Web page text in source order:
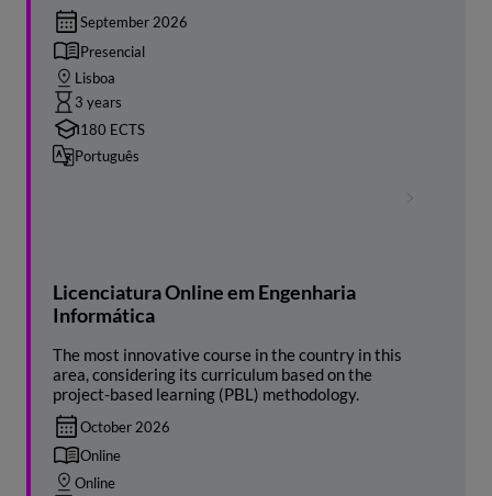
September 2026
Presencial
Lisboa
3 years
180 ECTS
Português
Licenciatura Online em Engenharia
Informática
The most innovative course in the country in this
area, considering its curriculum based on the
project-based learning (PBL) methodology.
October 2026
Online
Online